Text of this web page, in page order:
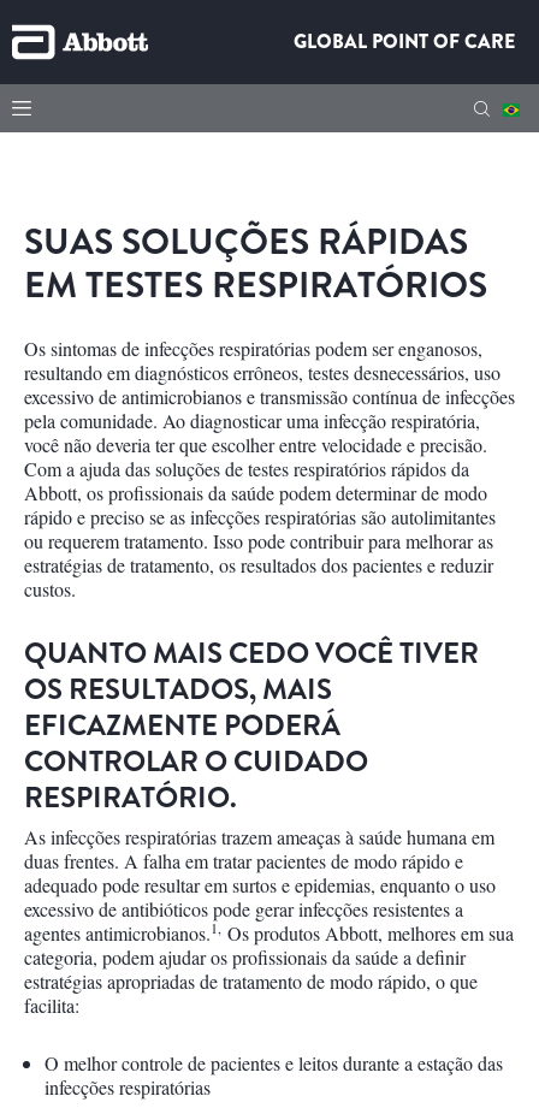
GLOBAL POINT OF CARE
SUAS SOLUÇÕES RÁPIDAS
EM TESTES RESPIRATÓRIOS
Os sintomas de infecções respiratórias podem ser enganosos,
resultando em diagnósticos errôneos, testes desnecessários, uso
excessivo de antimicrobianos e transmissão contínua de infecções
pela comunidade. Ao diagnosticar uma infecção respiratória,
você não deveria ter que escolher entre velocidade e precisão.
Com a ajuda das soluções de testes respiratórios rápidos da
Abbott, os profissionais da saúde podem determinar de modo
rápido e preciso se as infecções respiratórias são autolimitantes
ou requerem tratamento. Isso pode contribuir para melhorar as
estratégias de tratamento, os resultados dos pacientes e reduzir
custos.
QUANTO MAIS CEDO VOCÊ TIVER
OS RESULTADOS, MAIS
EFICAZMENTE PODERÁ
CONTROLAR O CUIDADO
RESPIRATÓRIO.
As infecções respiratórias trazem ameaças à saúde humana em
duas frentes. A falha em tratar pacientes de modo rápido e
adequado pode resultar em surtos e epidemias, enquanto o uso
excessivo de antibióticos pode gerar infecções resistentes a
agentes antimicrobianos.1, Os produtos Abbott, melhores em sua
categoria, podem ajudar os profissionais da saúde a definir
estratégias apropriadas de tratamento de modo rápido, o que
facilita:
O melhor controle de pacientes e leitos durante a estação das
infecções respiratórias